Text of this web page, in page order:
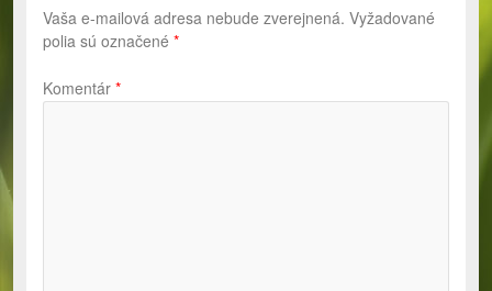
Vaša e-mailová adresa nebude zverejnená. Vyžadované
polia sú označené *
Komentár *